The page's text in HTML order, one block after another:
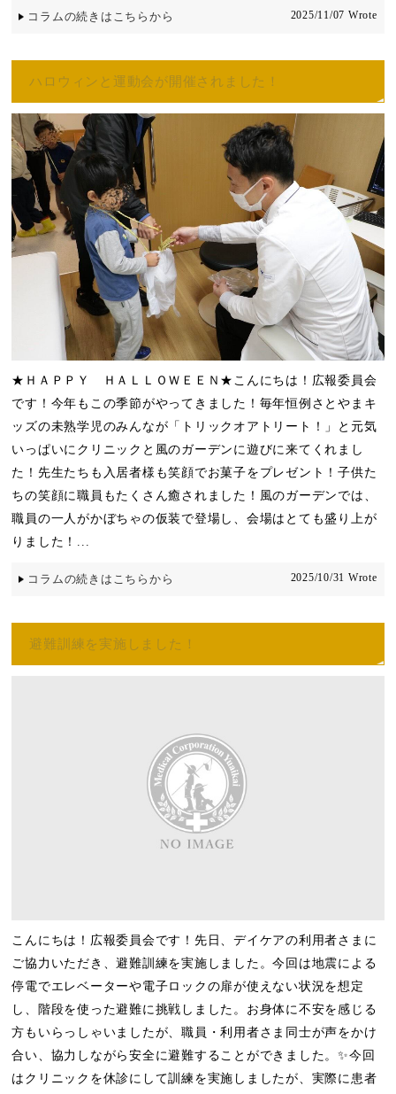
コラムの続きはこちらから 2025/11/07 Wrote
ハロウィンと運動会が開催されました！
★ＨＡＰＰＹ ＨＡＬＬＯＷＥＥＮ★こんにちは！広報委員会
です！今年もこの季節がやってきました！毎年恒例さとやまキ
ッズの未熟学児のみんなが「トリックオアトリート！」と元気
いっぱいにクリニックと風のガーデンに遊びに来てくれまし
た！先生たちも入居者様も笑顔でお菓子をプレゼント！子供た
ちの笑顔に職員もたくさん癒されました！風のガーデンでは、
職員の一人がかぼちゃの仮装で登場し、会場はとても盛り上が
りました！...
コラムの続きはこちらから 2025/10/31 Wrote
避難訓練を実施しました！
こんにちは！広報委員会です！先日、デイケアの利用者さまに
ご協力いただき、避難訓練を実施しました。今回は地震による
停電でエレベーターや電子ロックの扉が使えない状況を想定
し、階段を使った避難に挑戦しました。お身体に不安を感じる
方もいらっしゃいましたが、職員・利用者さま同士が声をかけ
合い、協力しながら安全に避難することができました。✨今回
はクリニックを休診にして訓練を実施しましたが、実際に患者